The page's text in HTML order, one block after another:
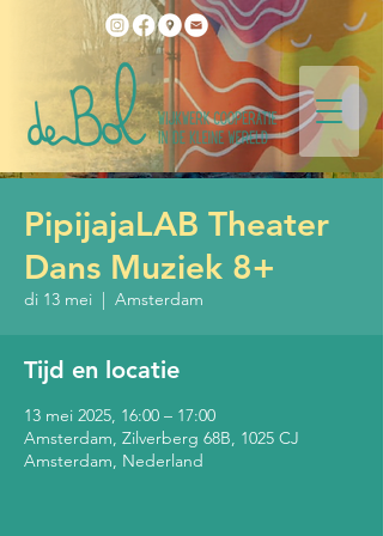
PipijajaLAB Theater
Dans Muziek 8+
di 13 mei
  |
Amsterdam
Tijd en locatie
13 mei 2025, 16:00 – 17:00
Amsterdam, Zilverberg 68B, 1025 CJ
Amsterdam, Nederland